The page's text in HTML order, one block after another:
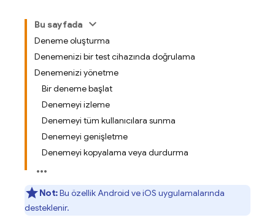
Bu sayfada
Deneme oluşturma
Denemenizi bir test cihazında doğrulama
Denemenizi yönetme
Bir deneme başlat
Denemeyi izleme
Denemeyi tüm kullanıcılara sunma
Denemeyi genişletme
Denemeyi kopyalama veya durdurma
Not:Bu özellik Android ve iOS uygulamalarında
desteklenir.